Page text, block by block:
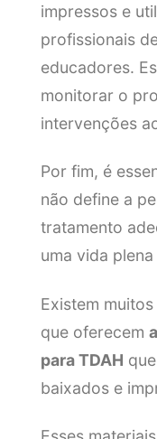
impressos e
profissionais
educadores.
monitorar o
intervenções
Por fim, é
não define a
tratamento
uma vida
Existem
que oferecem
para TDAH
baixados e